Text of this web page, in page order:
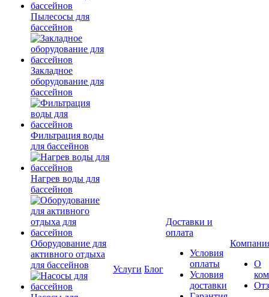
Пылесосы для
бассейнов
Закладное
оборудование для
бассейнов
Фильтрация воды
для бассейнов
Нагрев воды для
бассейнов
Оборудование для
активного отдыха
для бассейнов
Услуги Блог
Доставки и
оплата
Условия
оплаты
Условия
доставки
О